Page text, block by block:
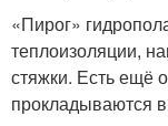
«Пирог»
теплоизоляции,
стяжки. Есть ещё
прокладываются